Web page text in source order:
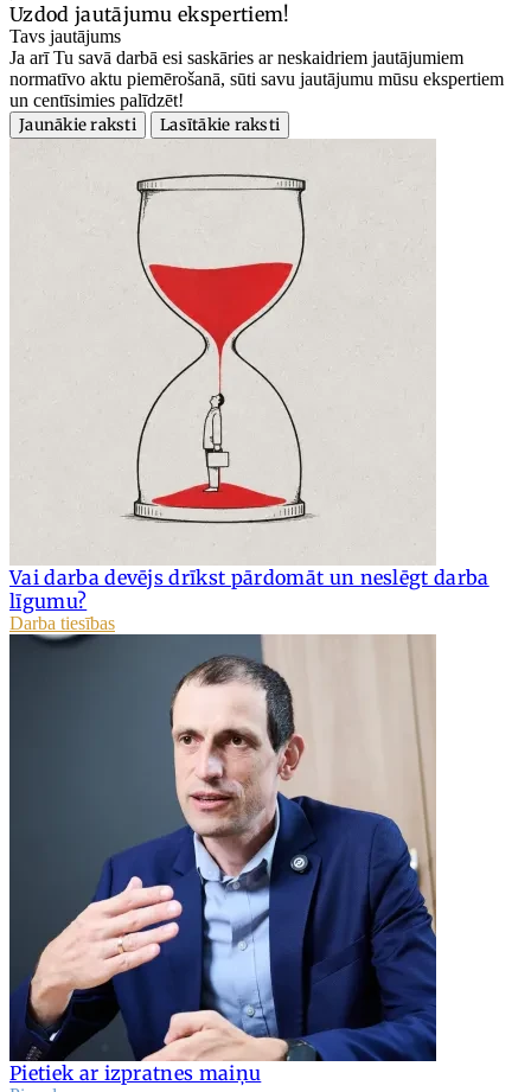
Uzdod jautājumu ekspertiem!
Tavs jautājums
Ja arī Tu savā darbā esi saskāries ar neskaidriem jautājumiem
normatīvo aktu piemērošanā, sūti savu jautājumu mūsu ekspertiem
un centīsimies palīdzēt!
Jaunākie raksti
Lasītākie raksti
Vai darba devējs drīkst pārdomāt un neslēgt darba
līgumu?
Darba tiesības
Pietiek ar izpratnes maiņu